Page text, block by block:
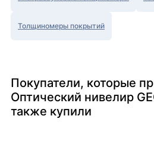
Толщиномеры покрытий
Покупатели, которые
Оптический нивелир
также купили